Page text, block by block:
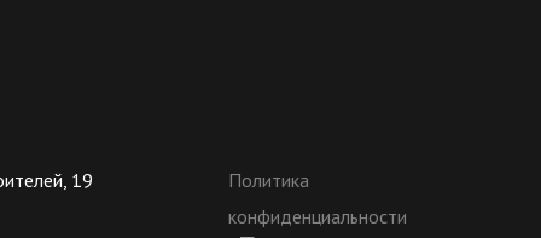
19
Политика
конфиденциальности